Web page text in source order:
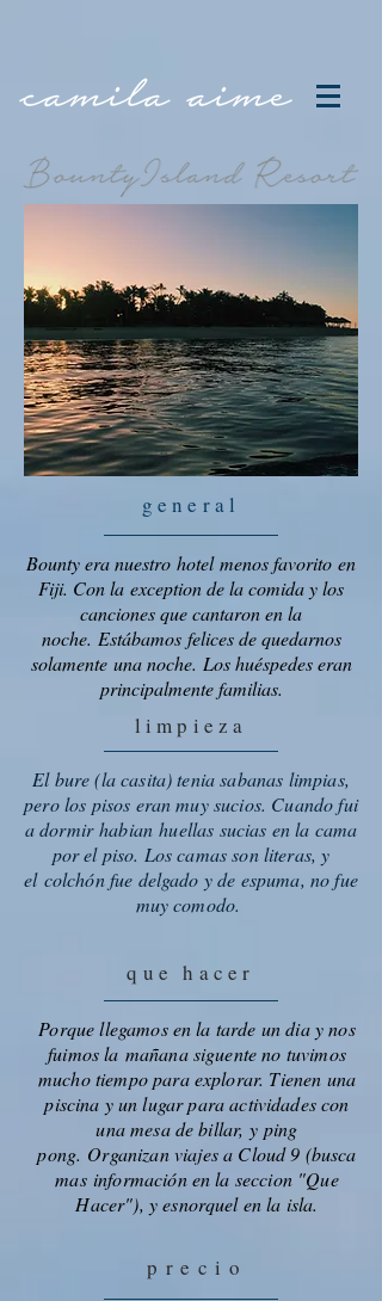
general
Bounty era nuestro hotel menos favorito en
Fiji. Con la exception de la comida y los
canciones que cantaron en la
noche. Estábamos felices de quedarnos
solamente una noche. Los huéspedes eran
principalmente familias.
limpieza
que hacer
El bure (la casita) tenia sabanas limpias,
pero los pisos eran muy sucios. Cuando fui
a dormir habian huellas sucias en la cama
por el piso. Los camas son literas, y
el colchón fue delgado y de espuma, no fue
muy comodo.
Porque llegamos en la tarde un dia y nos
fuimos la mañana siguente no tuvimos
mucho tiempo para explorar. Tienen una
piscina y un lugar para actividades con
una mesa de billar, y ping
pong. Organizan viajes a Cloud 9 (busca
mas información en la seccion "Que
Hacer"), y esnorquel en la isla.
precio